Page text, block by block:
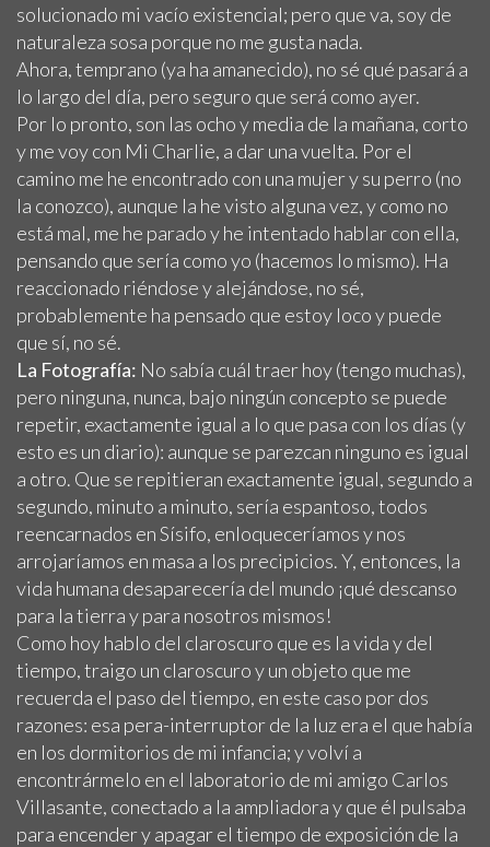
solucionado mi vacío existencial; pero que va, soy de
naturaleza sosa porque no me gusta nada.
Ahora, temprano (ya ha amanecido), no sé qué pasará a
lo largo del día, pero seguro que será como ayer.
Por lo pronto, son las ocho y media de la mañana, corto
y me voy con Mi Charlie, a dar una vuelta. Por el
camino me he encontrado con una mujer y su perro (no
la conozco), aunque la he visto alguna vez, y como no
está mal, me he parado y he intentado hablar con ella,
pensando que sería como yo (hacemos lo mismo). Ha
reaccionado riéndose y alejándose, no sé,
probablemente ha pensado que estoy loco y puede
que sí, no sé.
La Fotografía: No sabía cuál traer hoy (tengo muchas),
pero ninguna, nunca, bajo ningún concepto se puede
repetir, exactamente igual a lo que pasa con los días (y
esto es un diario): aunque se parezcan ninguno es igual
a otro. Que se repitieran exactamente igual, segundo a
segundo, minuto a minuto, sería espantoso, todos
reencarnados en Sísifo, enloqueceríamos y nos
arrojaríamos en masa a los precipicios. Y, entonces, la
vida humana desaparecería del mundo ¡qué descanso
para la tierra y para nosotros mismos!
Como hoy hablo del claroscuro que es la vida y del
tiempo, traigo un claroscuro y un objeto que me
recuerda el paso del tiempo, en este caso por dos
razones: esa pera-interruptor de la luz era el que había
en los dormitorios de mi infancia; y volví a
encontrármelo en el laboratorio de mi amigo Carlos
Villasante, conectado a la ampliadora y que él pulsaba
para encender y apagar el tiempo de exposición de la